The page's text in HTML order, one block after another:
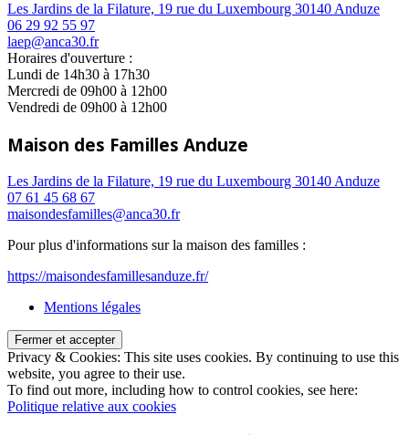
Les Jardins de la Filature, 19 rue du Luxembourg 30140 Anduze
06 29 92 55 97
laep@anca30.fr
Horaires d'ouverture :
Lundi de 14h30 à 17h30
Mercredi de 09h00 à 12h00
Vendredi de 09h00 à 12h00
Maison des Familles Anduze
Les Jardins de la Filature, 19 rue du Luxembourg 30140 Anduze
07 61 45 68 67
maisondesfamilles@anca30.fr
Pour plus d'informations sur la maison des familles :
https://maisondesfamillesanduze.fr/
Mentions légales
Privacy & Cookies: This site uses cookies. By continuing to use this
website, you agree to their use.
To find out more, including how to control cookies, see here:
Politique relative aux cookies